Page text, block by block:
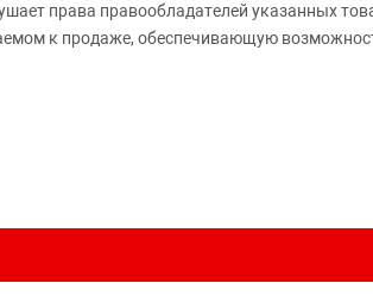
права правообладателей указанных
к продаже, обеспечивающую